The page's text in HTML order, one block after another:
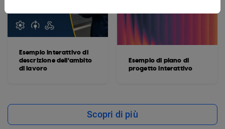
Esempio interattivo di
descrizione dell'ambito
di lavoro
Esempio di piano di
progetto interattivo
Scopri di più